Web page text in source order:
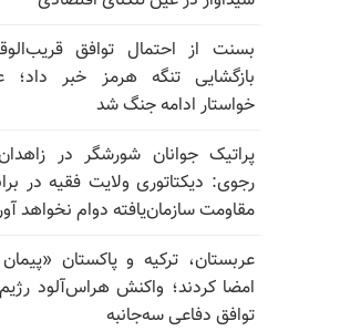
بسنت از احتمال توافق
بازگشایی تنگه هرمز خبر داد؛
خواستار ادامه جنگ شد
پراتیک جوانان شورشگر در
رجوی: دیکتاتوری ولایت فقیه در
مقاومت سازمان‌یافته دوام نخواهد
عربستان، ترکیه و پاکستان
امضا کردند؛ واکنش هراس‌آلود
توافق دفاعی سه‌جانبه